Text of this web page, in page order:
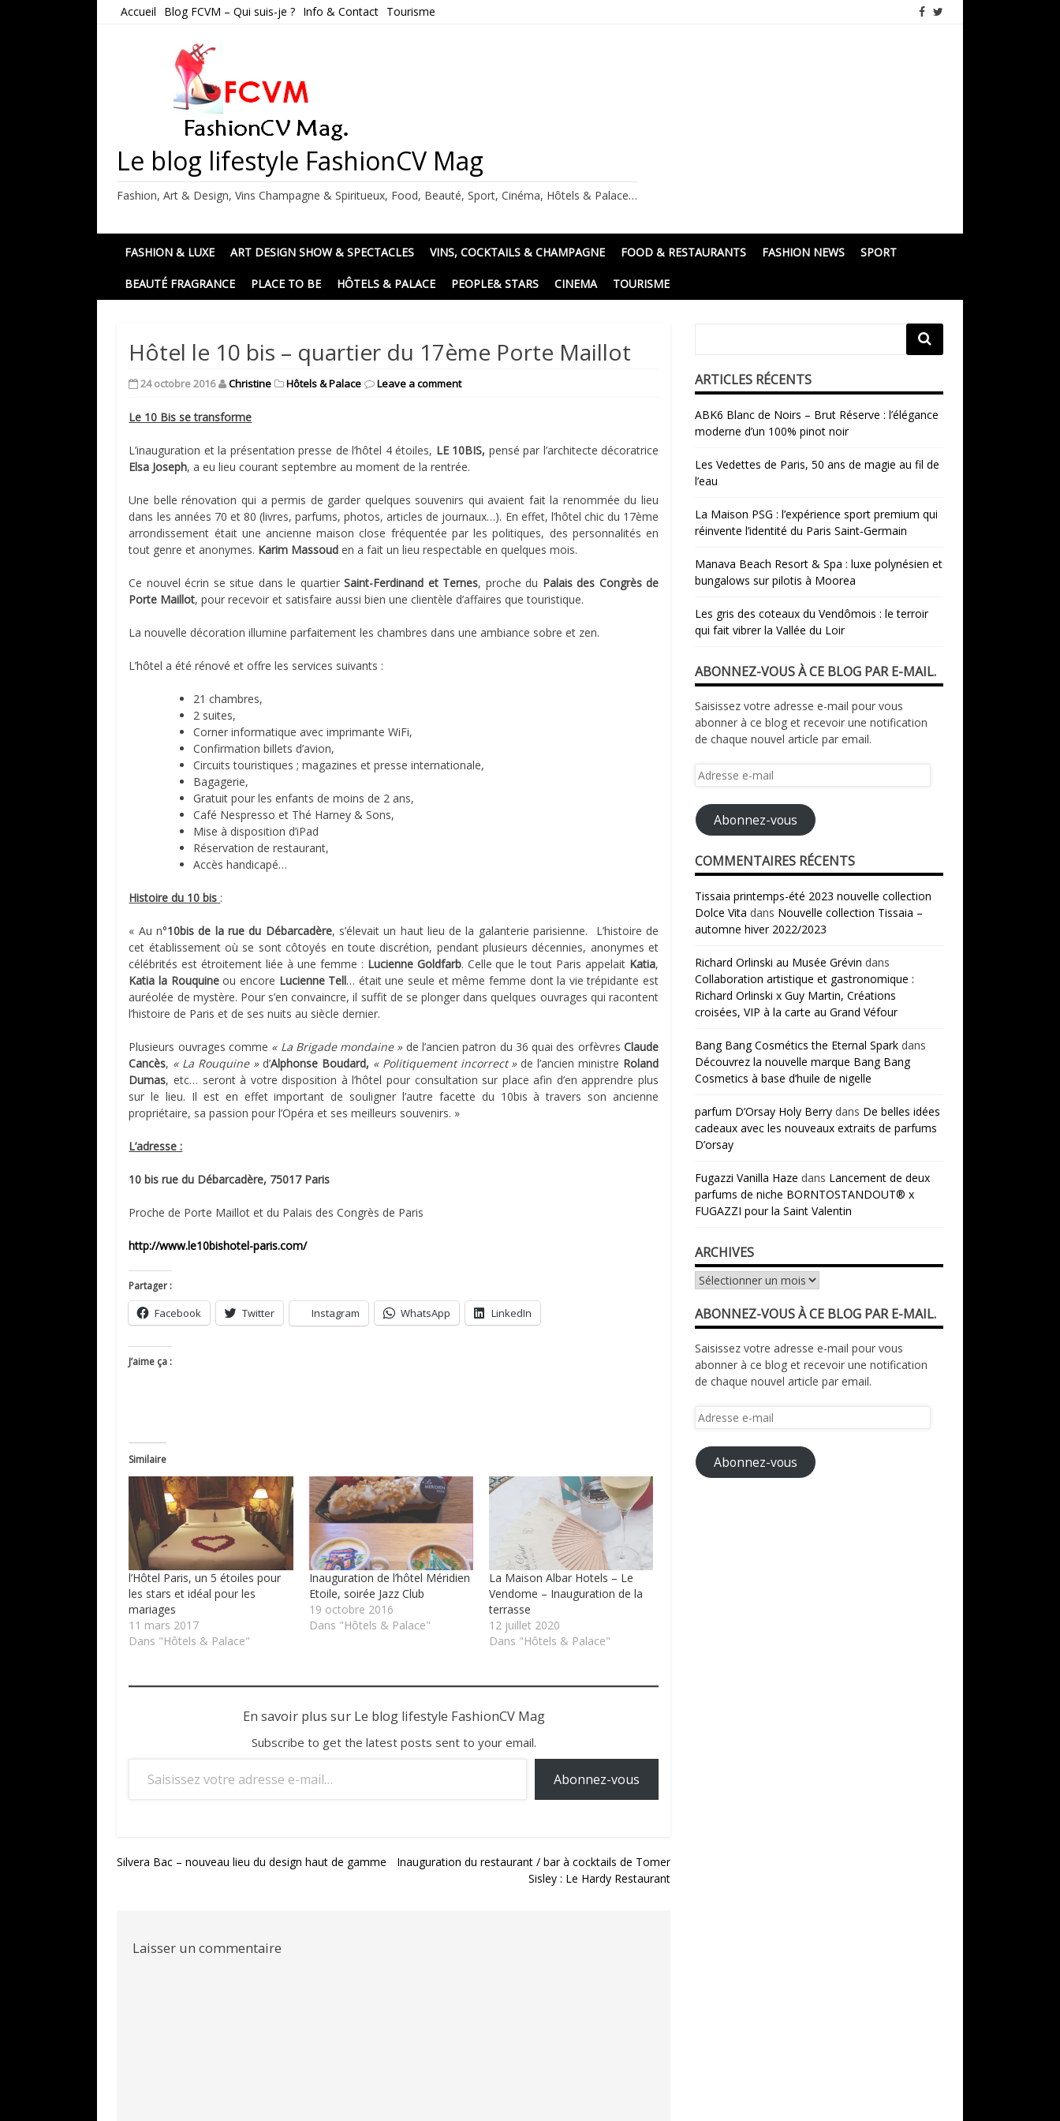
Accueil Blog FCVM – Qui suis-je ? Info & Contact Tourisme
Le blog lifestyle FashionCV Mag
Fashion, Art & Design, Vins Champagne & Spiritueux, Food, Beauté, Sport, Cinéma, Hôtels & Palace…
FASHION & LUXE ART DESIGN SHOW & SPECTACLES VINS, COCKTAILS & CHAMPAGNE FOOD & RESTAURANTS FASHION NEWS SPORT
BEAUTÉ FRAGRANCE PLACE TO BE HÔTELS & PALACE PEOPLE& STARS CINEMA TOURISME
Hôtel le 10 bis – quartier du 17ème Porte Maillot
24 octobre 2016 Christine Hôtels & Palace Leave a comment
Le 10 Bis se transforme
L’inauguration et la présentation presse de l’hôtel 4 étoiles, LE 10BIS, pensé par l’architecte décoratrice
Elsa Joseph, a eu lieu courant septembre au moment de la rentrée.
Une belle rénovation qui a permis de garder quelques souvenirs qui avaient fait la renommée du lieu
dans les années 70 et 80 (livres, parfums, photos, articles de journaux…). En effet, l’hôtel chic du 17ème
arrondissement était une ancienne maison close fréquentée par les politiques, des personnalités en
tout genre et anonymes. Karim Massoud en a fait un lieu respectable en quelques mois.
Ce nouvel écrin se situe dans le quartierSaint-Ferdinand et Ternes, proche du Palais des Congrès de
Porte Maillot, pour recevoir et satisfaire aussi bien une clientèle d’affaires que touristique.
La nouvelle décoration illumine parfaitement les chambres dans une ambiance sobre et zen.
L’hôtel a été rénové et offre les services suivants :
21 chambres,
2 suites,
Corner informatique avec imprimante WiFi,
Confirmation billets d’avion,
Circuits touristiques ; magazines et presse internationale,
Bagagerie,
Gratuit pour les enfants de moins de 2 ans,
Café Nespresso et Thé Harney & Sons,
Mise à disposition d’iPad
Réservation de restaurant,
Accès handicapé…
Histoire du 10 bis :
« Au n°10bis de la rue du Débarcadère, s’élevait un haut lieu de la galanterie parisienne. L’histoire de
cet établissement où se sont côtoyés en toute discrétion, pendant plusieurs décennies, anonymes et
célébrités est étroitement liée à une femme : Lucienne Goldfarb. Celle que le tout Paris appelait Katia,
Katia la Rouquineou encore Lucienne Tell… était une seule et même femme dont la vie trépidante est
auréolée de mystère. Pour s’en convaincre, il suffit de se plonger dans quelques ouvrages qui racontent
l’histoire de Paris et de ses nuits au siècle dernier.
Plusieurs ouvrages comme « La Brigade mondaine »de l’ancien patron du 36 quai des orfèvres Claude
Cancès, « La Rouquine »d’Alphonse Boudard, « Politiquement incorrect » de l’ancien ministre Roland
Dumas, etc… seront à votre disposition à l’hôtel pour consultation sur place afin d’en apprendre plus
sur le lieu. Il est en effet important de souligner l’autre facette du 10bis à travers son ancienne
propriétaire, sa passion pour l’Opéra et ses meilleurs souvenirs. »
L’adresse :
10 bis rue du Débarcadère, 75017 Paris
Proche de Porte Maillot et du Palais des Congrès de Paris
http://www.le10bishotel-paris.com/
Partager :
Facebook Twitter Instagram WhatsApp LinkedIn
J’aime ça :
Similaire
l’Hôtel Paris, un 5 étoiles pour
les stars et idéal pour les
mariages
11 mars 2017
Dans "Hôtels & Palace"
Inauguration de l’hôtel Méridien
Etoile, soirée Jazz Club
19 octobre 2016
Dans "Hôtels & Palace"
La Maison Albar Hotels – Le
Vendome – Inauguration de la
terrasse
12 juillet 2020
Dans "Hôtels & Palace"
En savoir plus sur Le blog lifestyle FashionCV Mag
Subscribe to get the latest posts sent to your email.
Abonnez-vous
Navigation
Silvera Bac – nouveau lieu du design haut de gamme
Inauguration du restaurant / bar à cocktails de Tomer
Sisley : Le Hardy Restaurant
Laisser un commentaire
ARTICLES RÉCENTS
ABK6 Blanc de Noirs – Brut Réserve : l’élégance
moderne d’un 100% pinot noir
Les Vedettes de Paris, 50 ans de magie au fil de
l’eau
La Maison PSG : l’expérience sport premium qui
réinvente l’identité du Paris Saint‑Germain
Manava Beach Resort & Spa : luxe polynésien et
bungalows sur pilotis à Moorea
Les gris des coteaux du Vendômois : le terroir
qui fait vibrer la Vallée du Loir
ABONNEZ-VOUS À CE BLOG PAR E-MAIL.
Saisissez votre adresse e-mail pour vous
abonner à ce blog et recevoir une notification
de chaque nouvel article par email.
Adresse
mail
Abonnez-vous
COMMENTAIRES RÉCENTS
Tissaia printemps-été 2023 nouvelle collection
Dolce Vita dans Nouvelle collection Tissaia –
automne hiver 2022/2023
Richard Orlinski au Musée Grévin dans
Collaboration artistique et gastronomique :
Richard Orlinski x Guy Martin, Créations
croisées, VIP à la carte au Grand Véfour
Bang Bang Cosmétics the Eternal Spark dans
Découvrez la nouvelle marque Bang Bang
Cosmetics à base d’huile de nigelle
parfum D’Orsay Holy Berry dans De belles idées
cadeaux avec les nouveaux extraits de parfums
D’orsay
Fugazzi Vanilla Haze dans Lancement de deux
parfums de niche BORNTOSTANDOUT® x
FUGAZZI pour la Saint Valentin
ARCHIVES
Archives
ABONNEZ-VOUS À CE BLOG PAR E-MAIL.
Saisissez votre adresse e-mail pour vous
abonner à ce blog et recevoir une notification
de chaque nouvel article par email.
Adresse
mail
Abonnez-vous